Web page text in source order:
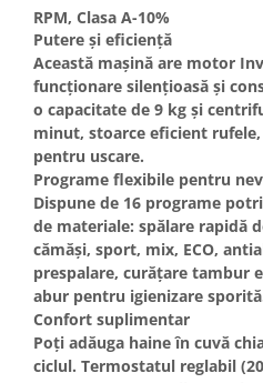
Semanatoare,Plantatoare
Sere
Sobe pe gaz & electrice
Suflante & Aspiratoare
Aspiratoare
Suflante Frunze
Unelte Gradinarit
Ventilatoare & Sisteme Racire
Aparate de aer conditionat
Ventilatoare
Zootehnie
Foarfeci tuns oi
RPM, Clasa A-10%
Putere şi eficienţă
Această mașină are motor
funcţionare silenţioasă și
o capacitate de 9 kg și
minut, stoarce eficient
pentru uscare.
Programe flexibile pentru
Dispune de 16 programe
de materiale: spălare rapidă
cămăși, sport, mix, ECO,
prespalare, curățare tambur
abur pentru igienizare
Confort suplimentar
Poți adăuga haine în cuvă
ciclul. Termostatul reglabil